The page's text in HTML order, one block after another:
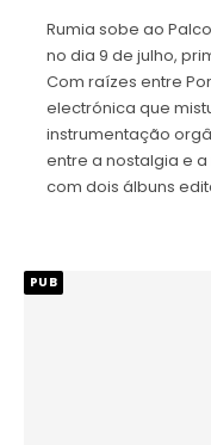
Rumia sobe ao
no dia 9 de julho,
Com raízes entre
electrónica que
instrumentação
entre a nostalgia e
com dois álbuns
PUB